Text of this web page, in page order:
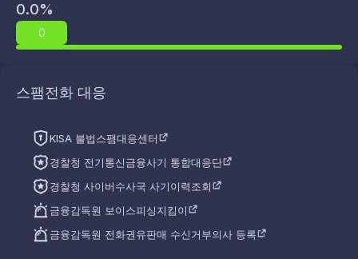
0.0%
0
스팸전화 대응
KISA 불법스팸대응센터
경찰청 전기통신금융사기 통합대응단
경찰청 사이버수사국 사기이력조회
금융감독원 보이스피싱지킴이
금융감독원 전화권유판매 수신거부의사 등록